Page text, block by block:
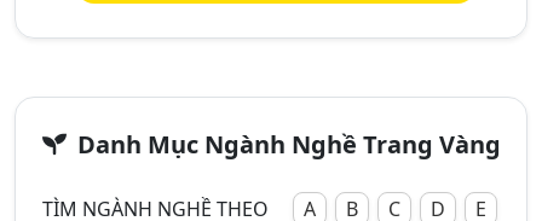
Danh Mục Ngành Nghề Trang Vàng
TÌM NGÀNH NGHỀ THEO A B C D E